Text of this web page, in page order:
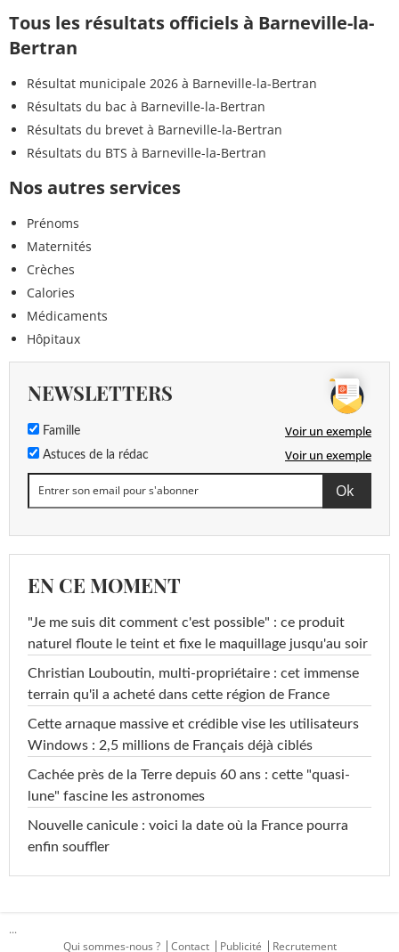
Tous les résultats officiels à Barneville-la-
Bertran
Résultat municipale 2026 à Barneville-la-Bertran
Résultats du bac à Barneville-la-Bertran
Résultats du brevet à Barneville-la-Bertran
Résultats du BTS à Barneville-la-Bertran
Nos autres services
Prénoms
Maternités
Crèches
Calories
Médicaments
Hôpitaux
NEWSLETTERS
Famille Voir un exemple
Astuces de la rédac Voir un exemple
EN CE MOMENT
"Je me suis dit comment c'est possible" : ce produit
naturel floute le teint et fixe le maquillage jusqu'au soir
Christian Louboutin, multi-propriétaire : cet immense
terrain qu'il a acheté dans cette région de France
Cette arnaque massive et crédible vise les utilisateurs
Windows : 2,5 millions de Français déjà ciblés
Cachée près de la Terre depuis 60 ans : cette "quasi-
lune" fascine les astronomes
Nouvelle canicule : voici la date où la France pourra
enfin souffler
...
Qui sommes-nous ?
Contact Publicité Recrutement